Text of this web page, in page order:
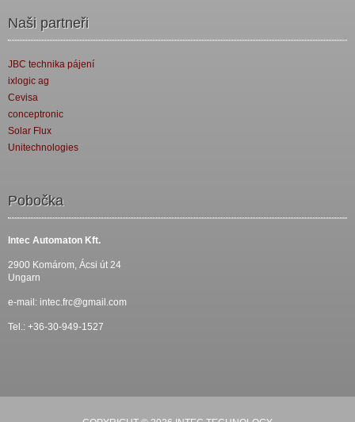
Naši partneři
JBC technika pájení
ixlogic ag
Cevisa
conceptronic
Solar Flux
Unitechnologies
Pobočka
Intec Automaton Kft.
2900 Komárom, Ácsi út 24
Ungarn
e-mail: intec.frc@gmail.com
Tel.: +36-30-949-1527